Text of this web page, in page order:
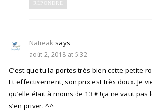
RÉPONDRE
Natieak says
août 2, 2018 at 5:32
C’est que tu la portes très bien cette petite
Et effectivement, son prix est très doux. Je
qu’elle était à moins de 13 € !ça ne vaut pas
s’en priver. ^^